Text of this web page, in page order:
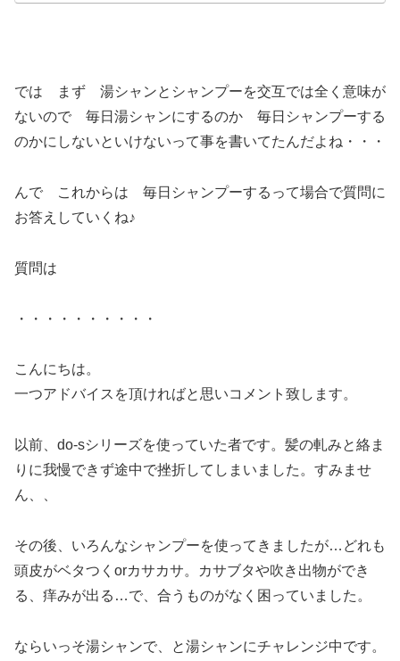
では まず 湯シャンとシャンプーを交互では全く意味が
ないので 毎日湯シャンにするのか 毎日シャンプーする
のかにしないといけないって事を書いてたんだよね・・・
んで これからは 毎日シャンプーするって場合で質問に
お答えしていくね♪
質問は
・・・・・・・・・・
こんにちは。
一つアドバイスを頂ければと思いコメント致します。
以前、do-sシリーズを使っていた者です。髪の軋みと絡ま
りに我慢できず途中で挫折してしまいました。すみませ
ん、、
その後、いろんなシャンプーを使ってきましたが…どれも
頭皮がベタつくorカサカサ。カサブタや吹き出物ができ
る、痒みが出る…で、合うものがなく困っていました。
ならいっそ湯シャンで、と湯シャンにチャレンジ中です。